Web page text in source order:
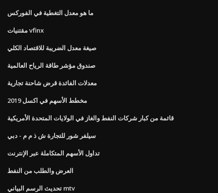
ما هو معدل التغطية في الفوركس
مقتنيات vfinx
صيغة معدل الضريبة للاقتصاد الكلي
صندوق مؤشر طاقة الرياح العالمية
معدلات الفائدة قرض شاحنة تجارية
مخطط الأسهم في اكسل 2019
قائمة من كبار شركات النفط والغاز في الولايات المتحدة الأمريكية
سيلفر شور للتجارة ش ذ م م - دبي
تداول الأسهم المتكاملة عبر الإنترنت
العرض والطلب من النفط
تحديث الرسم البياني mtv